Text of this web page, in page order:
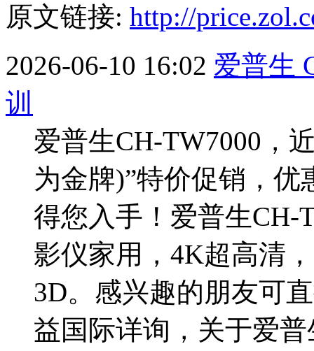
原文链接: http://
2026-06-10 16:02 爱普生
训
爱普生CH-TW7000，
为金牌)”特价促销，优
得您入手！爱普生CH-
影仪家用，4K超高清
3D。感兴趣的朋友可
益国际详询，关于爱